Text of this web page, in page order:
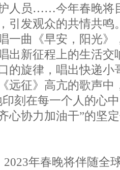
人员……今年春晚将
引发观众的共情共鸣
一曲《早安，阳光》
出新征程上的生活交
的旋律，唱出快递小
远征》高亢的歌声中
刻在每一个人的心
心协力加油干”的坚
2023年春晚将伴随全